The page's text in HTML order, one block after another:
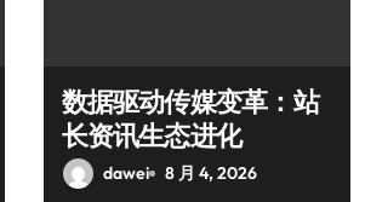
数据驱动传媒变革：站
长资讯生态进化
dawei 8 月 4, 2026